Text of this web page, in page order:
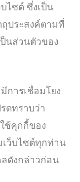
ไซต์ ซึ่งเป็น
ประสงค์ตามที่
นส่วนตัวของ
การเชื่อมโยง
ดทราบว่า
ช้คุกกี้ของ
เว็บไซต์ทุกท่าน
ดังกล่าวก่อน